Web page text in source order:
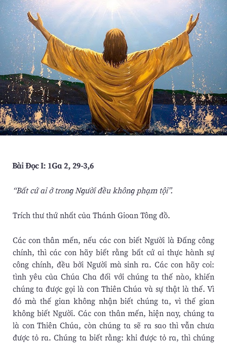
Bài Ðọc I: 1Ga 2, 29-3,6
“Bất cứ ai ở trong Người đều không phạm tội”.
Trích thư thứ nhất của Thánh Gioan Tông đồ.
Các con thân mến, nếu các con biết Người là Ðấng công
chính, thì các con hãy biết rằng bất cứ ai thực hành sự
công chính, đều bởi Người mà sinh ra. Các con hãy coi:
tình yêu của Chúa Cha đối với chúng ta thế nào, khiến
chúng ta được gọi là con Thiên Chúa và sự thật là thế. Vì
đó mà thế gian không nhận biết chúng ta, vì thế gian
không biết Người. Các con thân mến, hiện nay, chúng ta
là con Thiên Chúa, còn chúng ta sẽ ra sao thì vẫn chưa
được tỏ ra. Chúng ta biết rằng: khi được tỏ ra, thì chúng